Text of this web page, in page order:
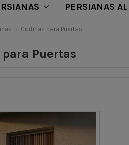
PERSIANAS
Cortinas para Puertas
Puertas